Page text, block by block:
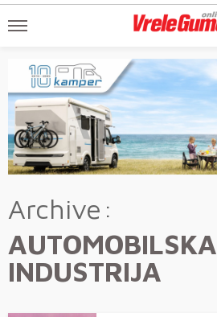
Archive
AUTOMOBILSKA
INDUSTRIJA